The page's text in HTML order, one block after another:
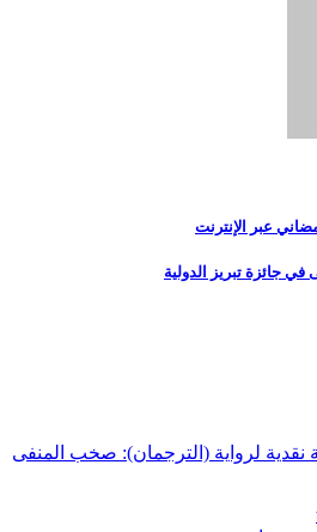
عبر الإنترنت
في جائزة تبريز الدولية